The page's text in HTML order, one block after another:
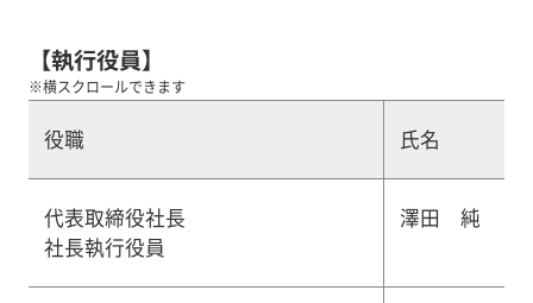
【執行役員】
※横スクロールできます
役職 氏名
代表取締役社長
社長執行役員
澤田 純